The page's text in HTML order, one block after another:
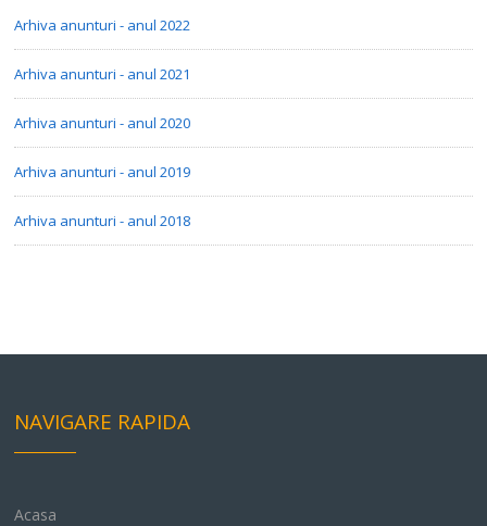
Arhiva anunturi - anul 2022
Arhiva anunturi - anul 2021
Arhiva anunturi - anul 2020
Arhiva anunturi - anul 2019
Arhiva anunturi - anul 2018
NAVIGARE RAPIDA
Acasa